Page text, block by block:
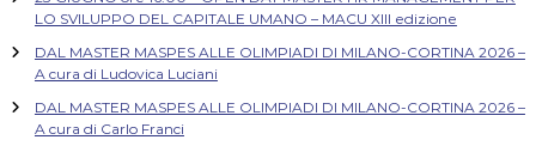
LO SVILUPPO DEL CAPITALE UMANO – MACU XIII edizione
DAL MASTER MASPES ALLE OLIMPIADI DI MILANO-CORTINA 2026 –
A cura di Ludovica Luciani
DAL MASTER MASPES ALLE OLIMPIADI DI MILANO-CORTINA 2026 –
A cura di Carlo Franci